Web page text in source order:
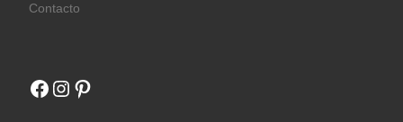
Contacto
Facebook
Instagram
Pinterest